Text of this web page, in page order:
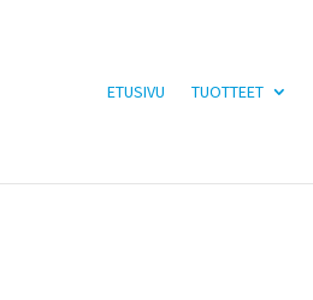
ETUSIVU TUOTTEET